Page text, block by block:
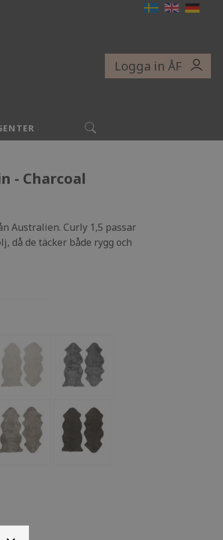
Logga in ÅF
- Charcoal
Australien. Curly 1,5 passar
då de täcker både rygg och